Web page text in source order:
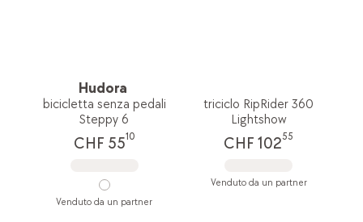
Hudora
bicicletta senza pedali
Steppy 6
CHF 5510
Venduto da un partner
triciclo RipRider 360
Lightshow
CHF 10255
Venduto da un partner